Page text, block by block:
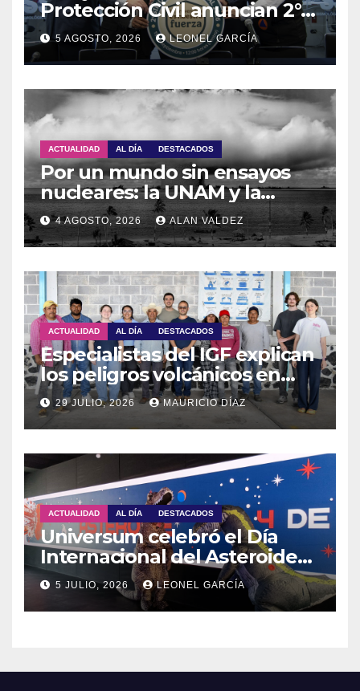
Protección Civil anuncian 2°
Simulacro Nacional 2026
5 AGOSTO, 2026 LEONEL GARCÍA
ACTUALIDAD AL DÍA DESTACADOS
Por un mundo sin ensayos
nucleares: la UNAM y la
OTPCEN celebran 30 años de
colaboración
4 AGOSTO, 2026 ALAN VALDEZ
ACTUALIDAD AL DÍA DESTACADOS
Especialistas del IGF explican
los peligros volcánicos en
Guadalupe Huexocuapan
29 JULIO, 2026 MAURICIO DÍAZ
ACTUALIDAD AL DÍA DESTACADOS
Universum celebró el Día
Internacional del Asteroide
con actividades para toda la
familia
5 JULIO, 2026 LEONEL GARCÍA